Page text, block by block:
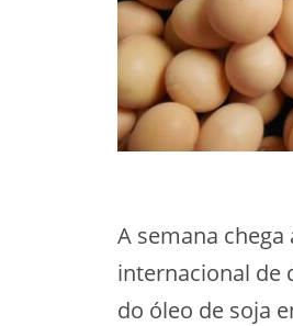
A semana
internacional de
do óleo de soja